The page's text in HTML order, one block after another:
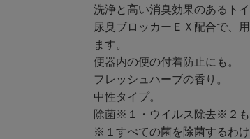
洗浄と高い消臭効果のあるトイ
尿臭ブロッカーＥＸ配合で、
ます。
便器内の便の付着防止にも。
フレッシュハーブの香り。
中性タイプ。
除菌※１・ウイルス除去※２も
※１すべての菌を除菌するわけ